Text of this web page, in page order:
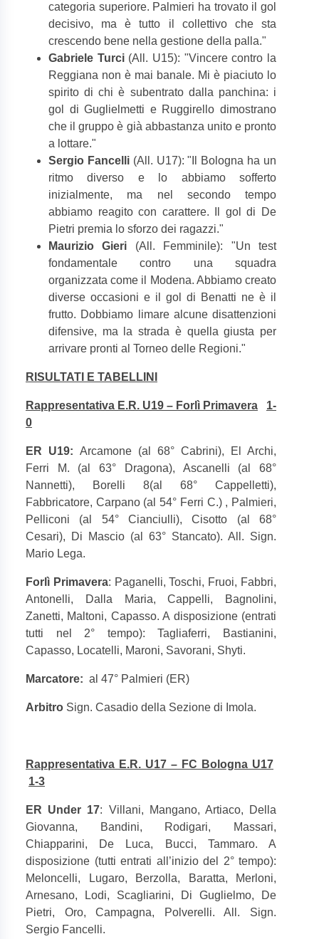
categoria superiore. Palmieri ha trovato il gol
decisivo, ma è tutto il collettivo che sta
crescendo bene nella gestione della palla."
Gabriele Turci(All. U15): "Vincere contro la
Reggiana non è mai banale. Mi è piaciuto lo
spirito di chi è subentrato dalla panchina: i
gol di Guglielmetti e Ruggirello dimostrano
che il gruppo è già abbastanza unito e pronto
a lottare."
Sergio Fancelli(All. U17): "Il Bologna ha un
ritmo diverso e lo abbiamo sofferto
inizialmente, ma nel secondo tempo
abbiamo reagito con carattere. Il gol di De
Pietri premia lo sforzo dei ragazzi."
Maurizio Gieri (All. Femminile): "Un test
fondamentale contro una squadra
organizzata come il Modena. Abbiamo creato
diverse occasioni e il gol di Benatti ne è il
frutto. Dobbiamo limare alcune disattenzioni
difensive, ma la strada è quella giusta per
arrivare pronti al Torneo delle Regioni."
RISULTATI E TABELLINI
Rappresentativa E.R. U19 – Forlì Primavera
1-
0
ER U19: Arcamone (al 68° Cabrini), El Archi,
Ferri M. (al 63° Dragona), Ascanelli (al 68°
Nannetti), Borelli 8(al 68° Cappelletti),
Fabbricatore, Carpano (al 54° Ferri C.) , Palmieri,
Pelliconi (al 54° Cianciulli), Cisotto (al 68°
Cesari), Di Mascio (al 63° Stancato). All. Sign.
Mario Lega.
Forlì Primavera: Paganelli, Toschi, Fruoi, Fabbri,
Antonelli, Dalla Maria, Cappelli, Bagnolini,
Zanetti, Maltoni, Capasso. A disposizione (entrati
tutti nel 2° tempo): Tagliaferri, Bastianini,
Capasso, Locatelli, Maroni, Savorani, Shyti.
Marcatore: al 47° Palmieri (ER)
Arbitro Sign. Casadio della Sezione di Imola.
Rappresentativa E.R. U17 – FC Bologna U17
1-3
ER Under 17: Villani, Mangano, Artiaco, Della
Giovanna, Bandini, Rodigari, Massari,
Chiapparini, De Luca, Bucci, Tammaro. A
disposizione (tutti entrati all’inizio del 2° tempo):
Meloncelli, Lugaro, Berzolla, Baratta, Merloni,
Arnesano, Lodi, Scagliarini, Di Guglielmo, De
Pietri, Oro, Campagna, Polverelli. All. Sign.
Sergio Fancelli.